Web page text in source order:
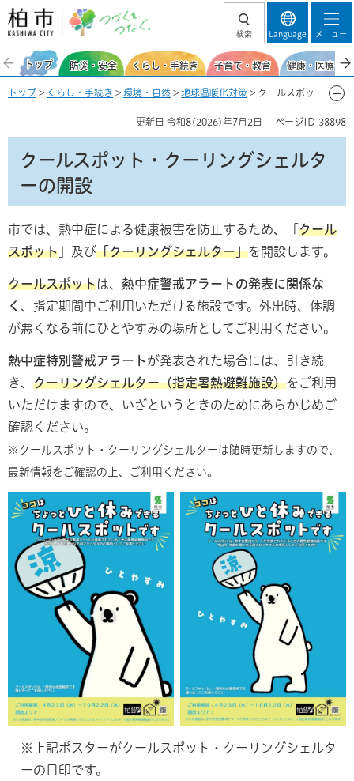
柏市 つづくを、
検索 Language メニュー
トップ 防災・安全 くらし・手続き 子育て・教育 健康・医療・
トップ > くらし・手続き > 環境・自然 > 地球温暖化対策 > クールスポッ
更新日 令和8(2026)年7月2日 ページID 38898
クールスポット・クーリングシェルタ
ーの開設
市では、熱中症による健康被害を防止するため、「 クール
スポット 」及び「クーリングシェルター」を開設します。
クールスポットは、 熱中症警戒アラートの発表に関係な
く 、指定期間中ご利用いただける施設です。外出時、体調
が悪くなる前にひとやすみの場所としてご利用ください。
熱中症特別警戒アラートが発表された場合には、引き続
き、 クーリングシェルター（指定暑熱避難施設）をご利用
いただけますので、いざというときのためにあらかじめご
確認ください。
※クールスポット・クーリングシェルターは随時更新しますので、
最新情報をご確認の上、ご利用ください。
※上記ポスターがクールスポット・クーリングシェルタ
ーの目印です。